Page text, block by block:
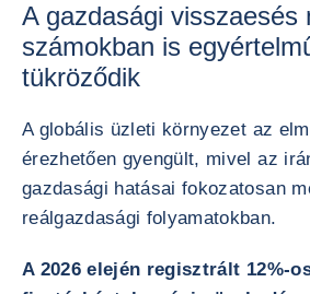
A gazdasági visszaesés
számokban is
tükröződik
A globális üzleti környezet az
érezhetően gyengült, mivel az
gazdasági hatásai fokozatosan
reálgazdasági folyamatokban.
A 2026 elején regisztrált 12%-